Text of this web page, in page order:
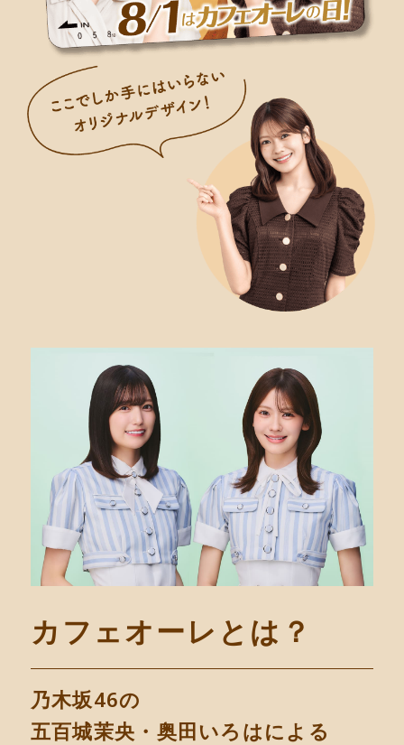
カフェオーレとは？
乃木坂46の
五百城茉央・奥田いろはによる